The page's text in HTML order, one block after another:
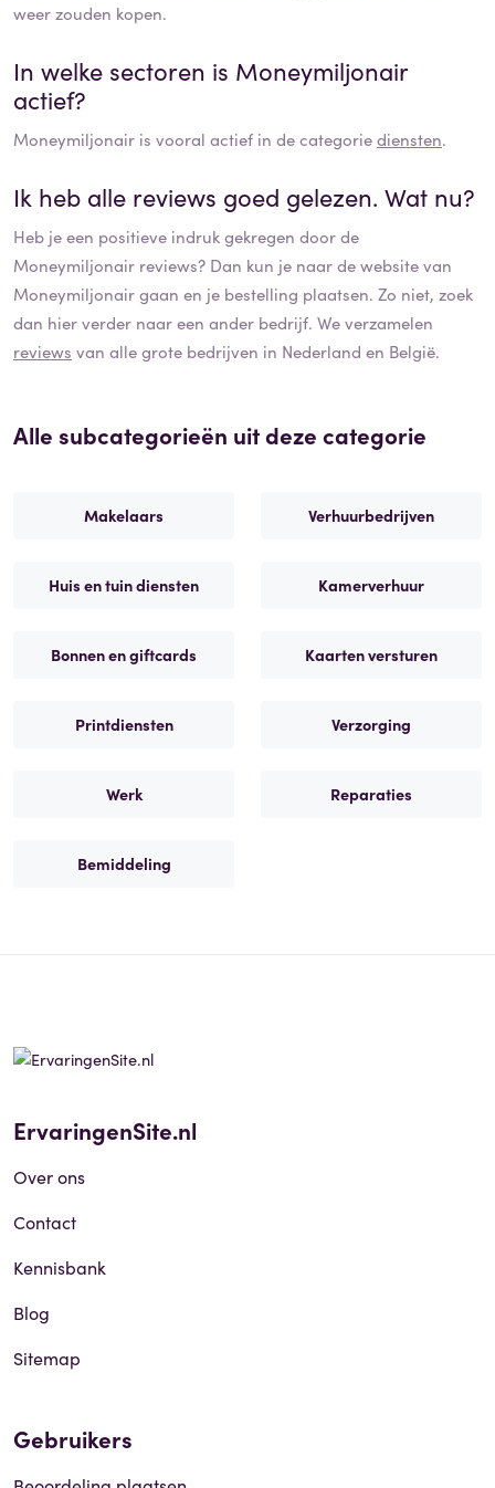
weer zouden kopen.
In welke sectoren is Moneymiljonair
actief?
Moneymiljonair is vooral actief in de categoriediensten.
Ik heb alle reviews goed gelezen. Wat nu?
Heb je een positieve indruk gekregen door de
Moneymiljonair reviews? Dan kun je naar de website van
Moneymiljonairgaan en je bestelling plaatsen. Zo niet, zoek
dan hier verder naar een ander bedrijf. We verzamelen
reviews van alle grote bedrijven in Nederland en België.
Alle subcategorieën uit deze categorie
Makelaars Verhuurbedrijven
Huis en tuin diensten Kamerverhuur
Bonnen en giftcards Kaarten versturen
Printdiensten Verzorging
Werk Reparaties
Bemiddeling
ErvaringenSite.nl
Over ons
Contact
Kennisbank
Blog
Sitemap
Gebruikers